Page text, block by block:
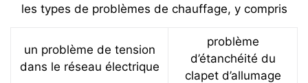
les types de problèmes de chauffage, y compris
un problème de tension
dans le réseau électrique
problème
d’étanchéité du
clapet d’allumage